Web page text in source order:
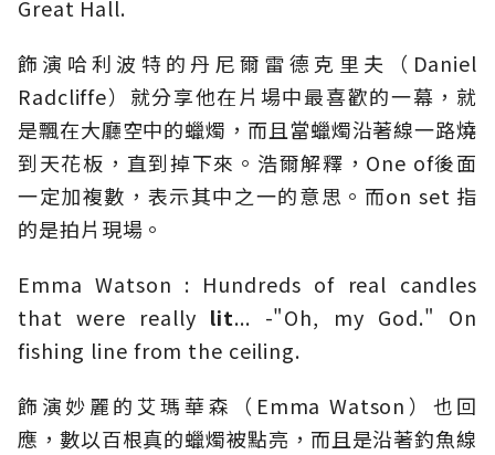
Great Hall.
飾演哈利波特的丹尼爾雷德克里夫（Daniel
Radcliffe）就分享他在片場中最喜歡的一幕，就
是飄在大廳空中的蠟燭，而且當蠟燭沿著線一路燒
到天花板，直到掉下來。浩爾解釋，One of後面
一定加複數，表示其中之一的意思。而on set 指
的是拍片現場。
Emma Watson : Hundreds of real candles
that were really lit... -"Oh, my God." On
fishing line from the ceiling.
飾演妙麗的艾瑪華森（Emma Watson）也回
應，數以百根真的蠟燭被點亮，而且是沿著釣魚線